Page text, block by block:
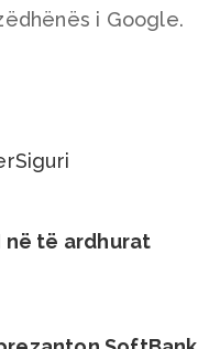
i Google.
Siguri
në të ardhurat